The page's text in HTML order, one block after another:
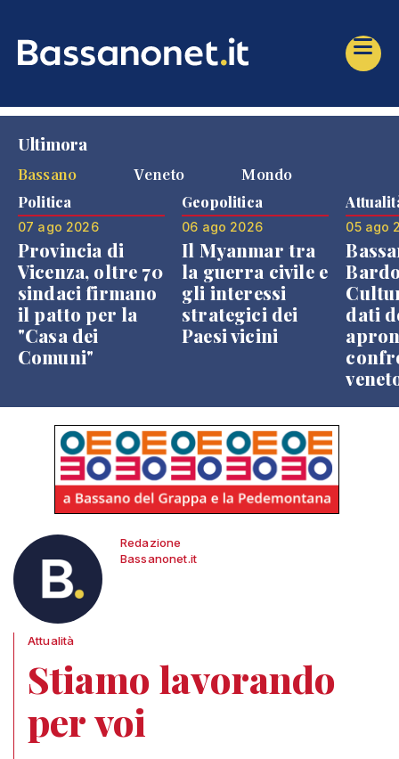
Ultimora
Bassano
Veneto Mondo
Politica
07 ago 2026
Provincia di
Vicenza, oltre 70
sindaci firmano
il patto per la
"Casa dei
Comuni"
Geopolitica
06 ago 2026
Il Myanmar tra
la guerra civile e
gli interessi
strategici dei
Paesi vicini
05 ago
dati
Redazione
Bassanonet.it
Attualità
Stiamo lavorando
per voi